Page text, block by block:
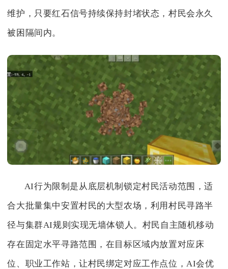
维护，只要红石信号持续保持封堵状态，村民会永久
被困隔间内。
AI行为限制是从底层机制锁定村民活动范围，适
合大批量集中安置村民的大型农场，利用村民寻路半
径与集群AI规则实现无墙体锁人。村民自主随机移动
存在固定水平寻路范围，在目标区域内放置对应床
位、职业工作站，让村民绑定对应工作点位，AI会优